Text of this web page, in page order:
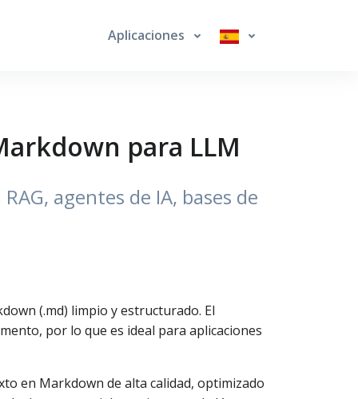
Aplicaciones
para LLM
agentes de IA, bases de
(.md) limpio y estructurado. El
por lo que es ideal para aplicaciones
en Markdown de alta calidad, optimizado